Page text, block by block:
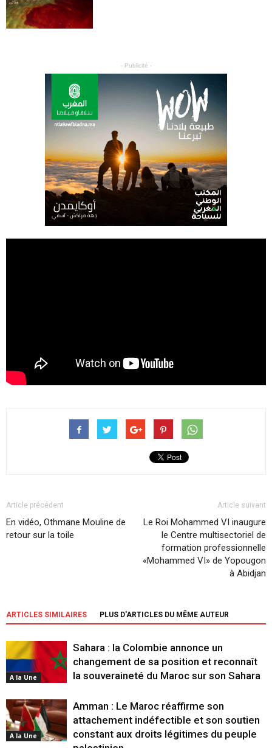
- Publicité -
Article précédent
En vidéo, Othmane Mouline de
retour sur la toile
Article suivant
Le Roi Mohammed VI inaugure
le Centre multisectoriel de
formation professionnelle
«Mohammed VI» de Yopougon
à Abidjan
ARTICLES SIMILAIRES PLUS D'ARTICLES DU MÊME AUTEUR
A la Une
Sahara : la Colombie annonce un
changement de sa position et reconnaît
la souveraineté du Maroc sur son Sahara
A la Une
Amman : Le Maroc réaffirme son
attachement indéfectible et son soutien
constant aux droits légitimes du peuple